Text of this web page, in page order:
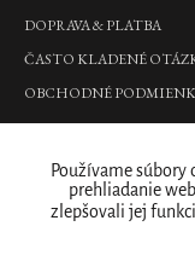
Používame
prehliadanie
zlepšovali jej
DOPRAVA & PLATBA
ČASTO KLADENÉ
OBCHODNÉ
PODMIENKY
Kde nás nájdete
PREDAJNY